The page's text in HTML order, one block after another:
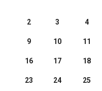
2 3 4
9 10 11
16 17 18
23 24 25